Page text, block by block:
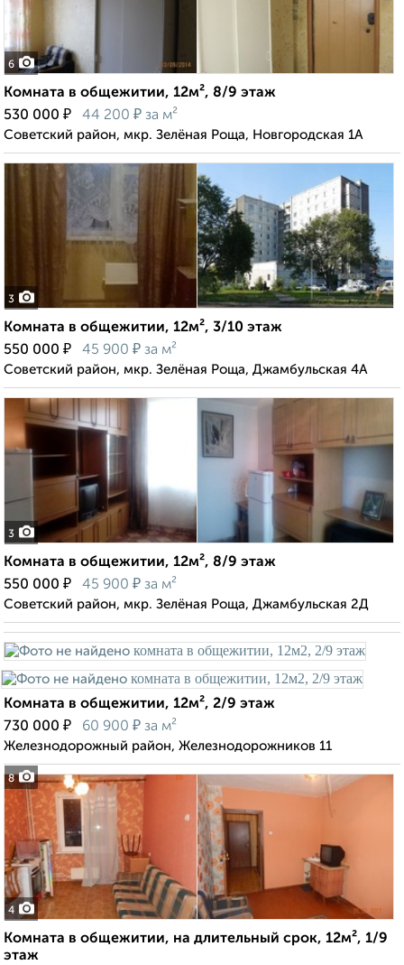
6
Комната в общежитии, 12м², 8/9 этаж
530 000 ₽ 44 200 ₽ за м²
Советский район, мкр. Зелёная Роща, Новгородская 1А
3
Комната в общежитии, 12м², 3/10 этаж
550 000 ₽ 45 900 ₽ за м²
Советский район, мкр. Зелёная Роща, Джамбульская 4А
3
Комната в общежитии, 12м², 8/9 этаж
550 000 ₽ 45 900 ₽ за м²
Советский район, мкр. Зелёная Роща, Джамбульская 2Д
8
Комната в общежитии, 12м², 2/9 этаж
730 000 ₽ 60 900 ₽ за м²
Железнодорожный район, Железнодорожников 11
4
Комната в общежитии, на длительный срок, 12м², 1/9
этаж